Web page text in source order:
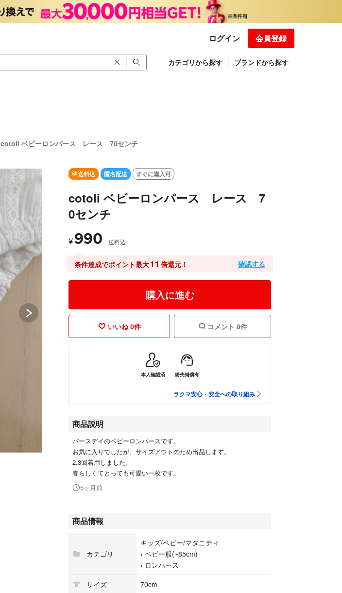
ログイン 会員登録
カテゴリから探す ブランドから探す
cotoli ベビーロンパース レース 70センチ
送料込 匿名配送 すぐに購入可
cotoli ベビーロンパース レース 7
0センチ
¥ 990 送料込
条件達成でポイント最大11 倍還元！ 確認する
購入に進む
いいね 0件 コメント 0件
本人確認済 紛失補償有
ラクマ安心・安全への取り組み
商品説明
バースデイのベビーロンパースです。
お気に入りでしたが、サイズアウトのため出品します。
2.3回着用しました。
春らしくてとっても可愛い一枚です。
5ヶ月前
商品情報
カテゴリ
キッズ/ベビー/マタニティ
› ベビー服(~85cm)
› ロンパース
サイズ
70cm